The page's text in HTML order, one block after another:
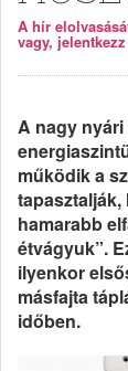
A hír
vagy,
A nagy
működik a
tapasztalják,
hamarabb
étvágyuk”.
ilyenkor
másfajta
időben.